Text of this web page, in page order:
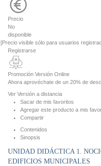
Precio
No
disponible
[Precio visible sólo para usuarios
Registrarse
Promoción Versión Online
Ahora aprovéchate de un 20% de
Ver Versión a distancia
Sacar de mis favoritos
Agregar este producto a mis
Compartir
Contenidos
Sinopsis
UNIDAD DIDÁCTICA 1.
EDIFICIOS MUNICIPALES